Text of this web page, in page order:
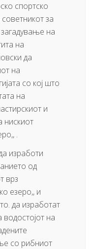
спортско
за
на
на
да
на
со кој што
на
и
нискиот
.
изработи
од
врз
езеро,, и
да изработат
водостојот на
со рибниот